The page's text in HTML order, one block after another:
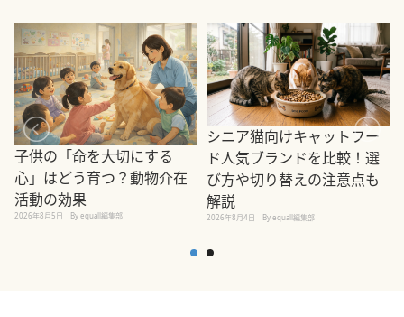
子供の「命を大切にする
心」はどう育つ？動物介在
活動の効果
2026年8月5日 By equall編集部
シニア猫向けキャットフー
ド人気ブランドを比較！選
び方や切り替えの注意点も
解説
2026年8月4日 By equall編集部